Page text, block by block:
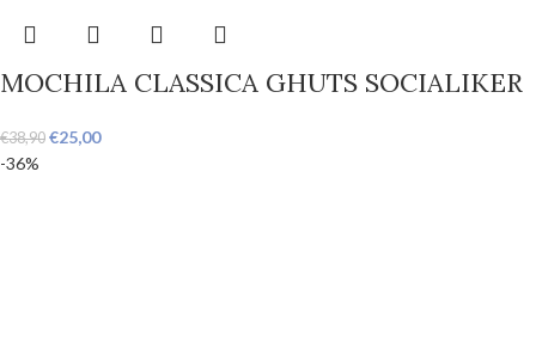
MOCHILA CLASSICA GHUTS SOCIALIKER
€38,90 €25,00
-36%